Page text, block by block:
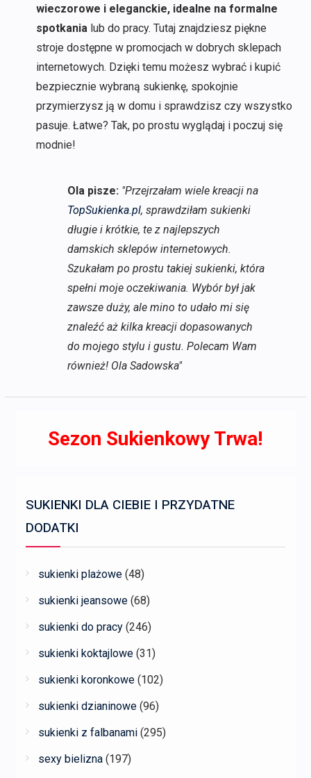
wieczorowe i eleganckie, idealne na formalne
spotkanialub do pracy. Tutaj znajdziesz piękne
stroje dostępne w promocjach w dobrych sklepach
internetowych. Dzięki temu możesz wybrać i kupić
bezpiecznie wybraną sukienkę, spokojnie
przymierzysz ją w domu i sprawdzisz czy wszystko
pasuje. Łatwe? Tak, po prostu wyglądaj i poczuj się
modnie!
Ola pisze: "Przejrzałam wiele kreacji na
TopSukienka.pl, sprawdziłam sukienki
długie i krótkie, te z najlepszych
damskich sklepów internetowych.
Szukałam po prostu takiej sukienki, która
spełni moje oczekiwania. Wybór był jak
zawsze duży, ale mino to udało mi się
znaleźć aż kilka kreacji dopasowanych
do mojego stylu i gustu. Polecam Wam
również! Ola Sadowska"
Sezon Sukienkowy Trwa!
SUKIENKI DLA CIEBIE I PRZYDATNE
DODATKI
sukienki plażowe (48)
sukienki jeansowe (68)
sukienki do pracy (246)
sukienki koktajlowe (31)
sukienki koronkowe (102)
sukienki dzianinowe (96)
sukienki z falbanami (295)
sexy bielizna (197)